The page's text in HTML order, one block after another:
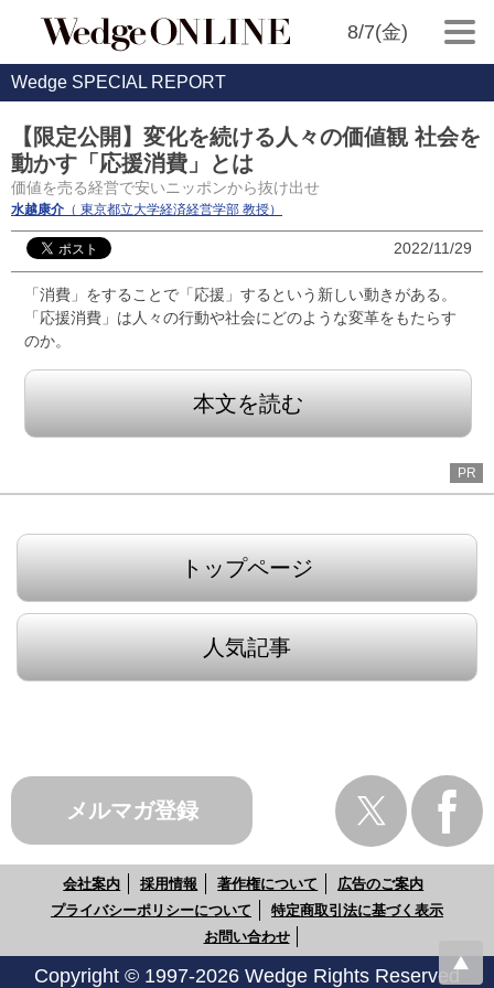
8/7(金)
Wedge SPECIAL REPORT
【限定公開】変化を続ける人々の価値観 社会を
動かす「応援消費」とは
価値を売る経営で安いニッポンから抜け出せ
水越康介 （ 東京都立大学経済経営学部 教授）
2022/11/29
「消費」をすることで「応援」するという新しい動きがある。
「応援消費」は人々の行動や社会にどのような変革をもたらす
のか。
本文を読む
PR
トップページ
人気記事
メルマガ登録
会社案内 採用情報 著作権について
広告のご案内
プライバシーポリシーについて
特定商取引法に基づく表示
お問い合わせ
Copyright © 1997-2026 Wedge Rights Reserved